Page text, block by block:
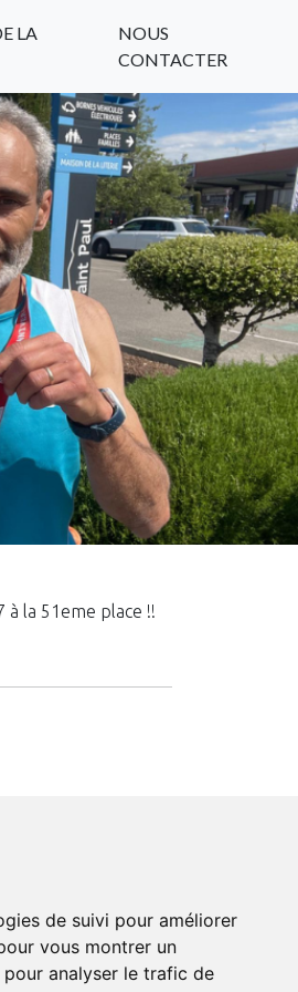
de suivi pour améliorer
vous montrer un
analyser le trafic de
LA
NOUS
CONTACTER
à la 51eme place !!